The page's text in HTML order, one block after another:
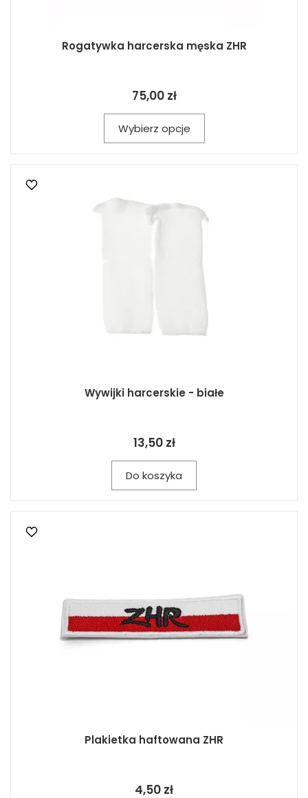
Rogatywka harcerska męska ZHR
75,00 zł
Wybierz opcje
Wywijki harcerskie - białe
13,50 zł
Do koszyka
Plakietka haftowana ZHR
4,50 zł